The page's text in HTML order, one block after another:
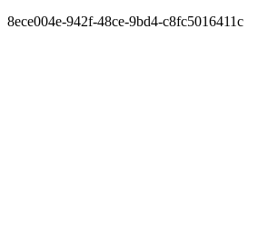
8ece004e-942f-48ce-9bd4-c8fc5016411c